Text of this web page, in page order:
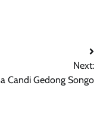
Next:
Candi Gedong Songo